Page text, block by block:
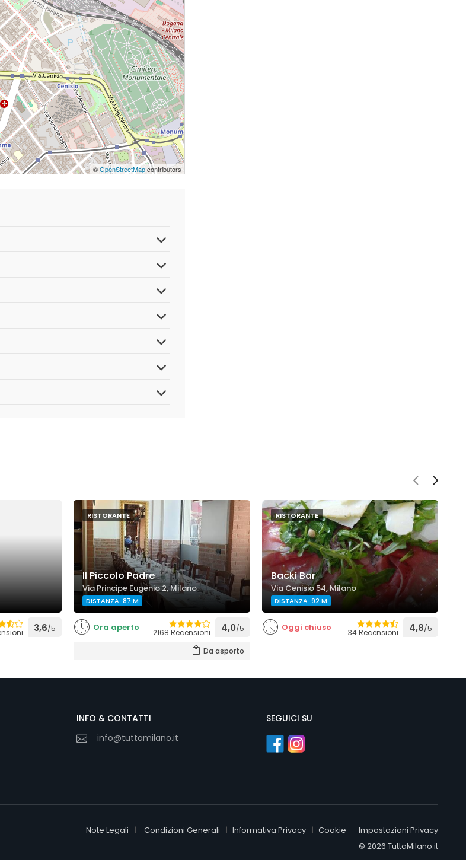
©OpenStreetMapcontributors
3,6/5
RISTORANTE
Il Piccolo Padre
Via Principe Eugenio 2, Milano
DISTANZA: 87 M
Ora aperto 2168 Recensioni 4,0/5
Da asporto
RISTORANTE
Backi Bar
Via Cenisio 54, Milano
DISTANZA: 92 M
Oggi chiuso 34 Recensioni 4,8/5
INFO & CONTATTI
info@tuttamilano.it
SEGUICI SU
Note Legali Condizioni Generali Informativa Privacy Cookie
Impostazioni Privacy
© 2026 TuttaMilano.it